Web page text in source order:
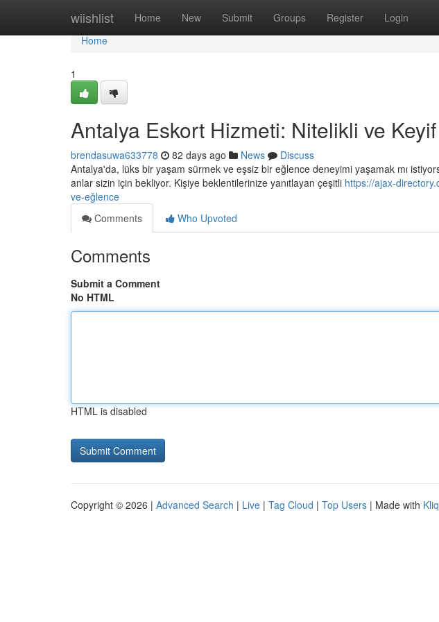
wiishlist Home New Submit Groups Register Login
Home
Home
1
Antalya Eskort Hizmeti: Nitelikli ve Keyif
brendasuwa633778 82 days ago News
Discuss
Antalya'da, lüks bir yaşam sürmek ve eşsiz bir eğlence deneyimi yaşamak mı
anlar sizin için bekliyor. Kişiye beklentilerinize yanıtlayan çeşitli https://ajax-
ve-eğlence
Comments
Who Upvoted
Comments
Submit a Comment
No HTML
HTML is disabled
Copyright © 2026 | Advanced Search | Live | Tag Cloud | Top Users | Made with